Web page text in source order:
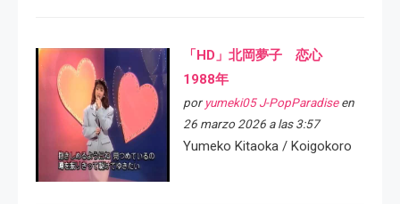
「HD」北岡夢子 恋心
1988年
por yumeki05 J-PopParadiseen
26 marzo 2026 a las 3:57
Yumeko Kitaoka / Koigokoro